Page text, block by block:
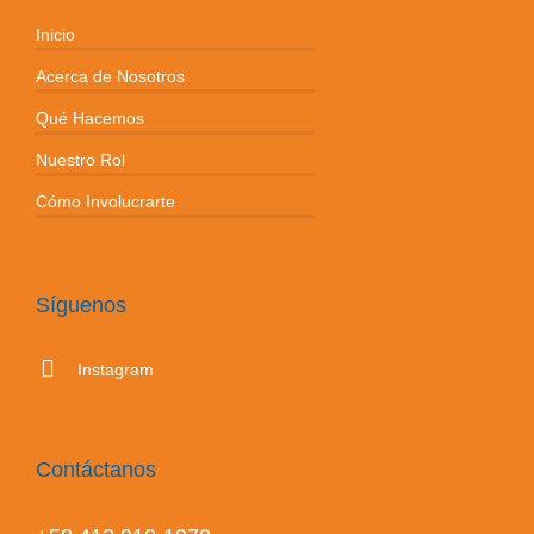
Inicio
Acerca de Nosotros
Qué Hacemos
Nuestro Rol
Cómo Involucrarte
Síguenos
Instagram
Contáctanos